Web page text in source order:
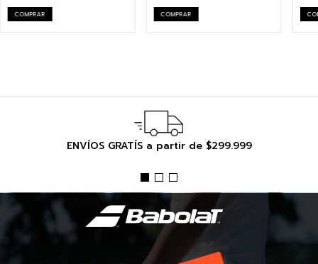
COMPRAR COMPRAR
ENVÍOS GRATÍS a partir de $299.999